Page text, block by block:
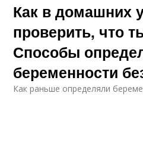
Как в домашних
проверить, что
Способы
беременности
Как раньше определяли